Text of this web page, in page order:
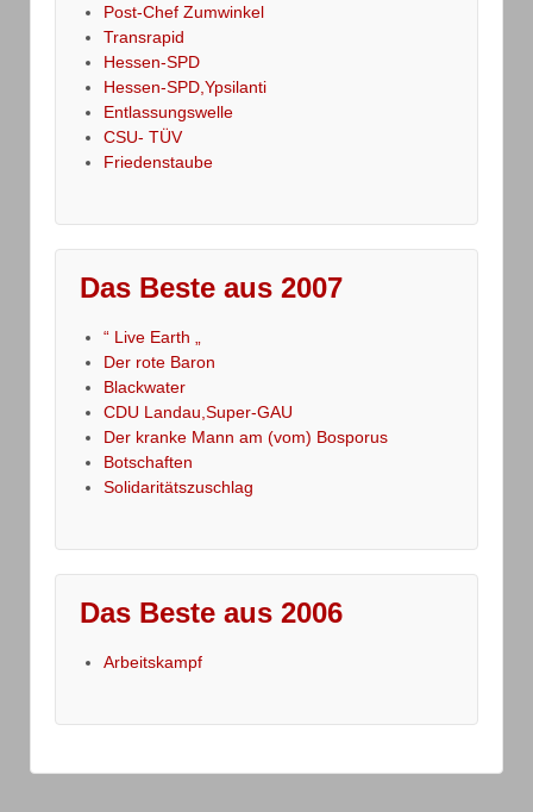
Post-Chef Zumwinkel
Transrapid
Hessen-SPD
Hessen-SPD,Ypsilanti
Entlassungswelle
CSU- TÜV
Friedenstaube
Das Beste aus 2007
“ Live Earth „
Der rote Baron
Blackwater
CDU Landau,Super-GAU
Der kranke Mann am (vom) Bosporus
Botschaften
Solidaritätszuschlag
Das Beste aus 2006
Arbeitskampf